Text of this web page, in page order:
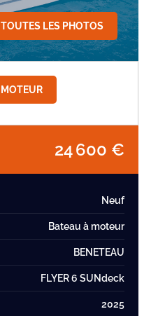
TOUTES LES PHOTOS
MOTEUR
24 600 €
Neuf
Bateau à moteur
BENETEAU
FLYER 6 SUNdeck
2025